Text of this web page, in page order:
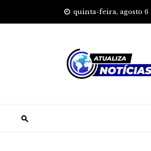
quinta-feira, agosto 6